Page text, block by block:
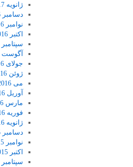
ژانویه 2017
دسامبر 2016
نوامبر 2016
اکتبر 2016
سپتامبر 2016
آگوست 2016
جولای 2016
ژوئن 2016
می 2016
آوریل 2016
مارس 2016
فوریه 2016
ژانویه 2016
دسامبر 2015
نوامبر 2015
اکتبر 2015
سپتامبر 2015